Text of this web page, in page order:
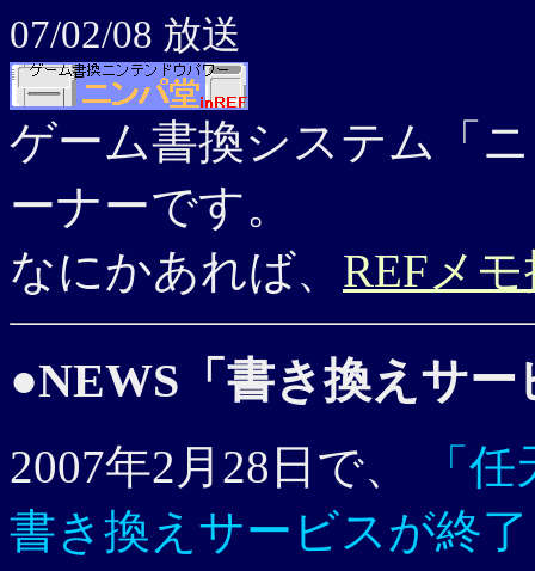
07/02/08 放送
ゲーム書換システム「
ーナーです。
なにかあれば、 REFメ
●NEWS「書き換えサ
2007年2月28日で、
「
書き換えサービスが終了